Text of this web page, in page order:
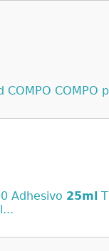
COMPO COMPO
Adhesivo 25ml